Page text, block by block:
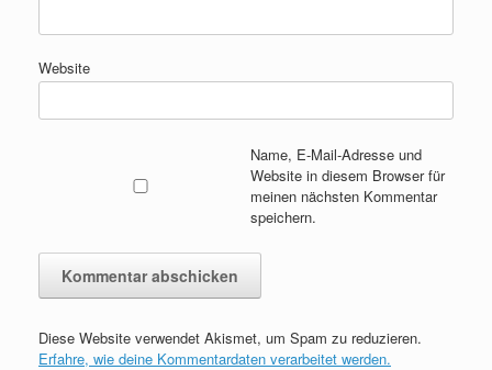
Website
Name, E-Mail-Adresse und
Website in diesem Browser für
meinen nächsten Kommentar
speichern.
Diese Website verwendet Akismet, um Spam zu reduzieren.
Erfahre, wie deine Kommentardaten verarbeitet werden.